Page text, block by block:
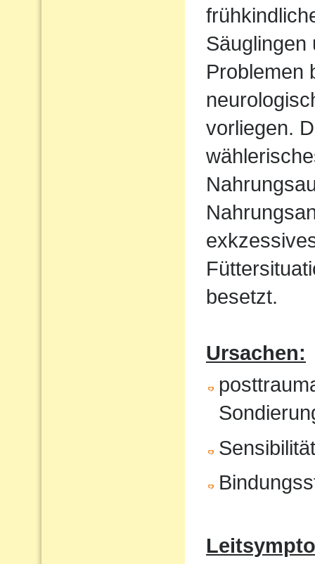
Säuglingen
Problemen
vorliegen.
besetzt.
Ursachen: